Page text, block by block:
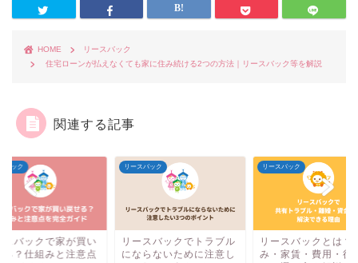
HOME
リースバック
住宅ローンが払えなくても家に住み続ける2つの方法｜リースバック等を解説
関連する記事
バック
スバックで家が買い
る？仕組みと注意点
リースバック
リースバックでトラブル
にならないために注意し
リースバック
リースバックとは？
み・家賃・費用・後